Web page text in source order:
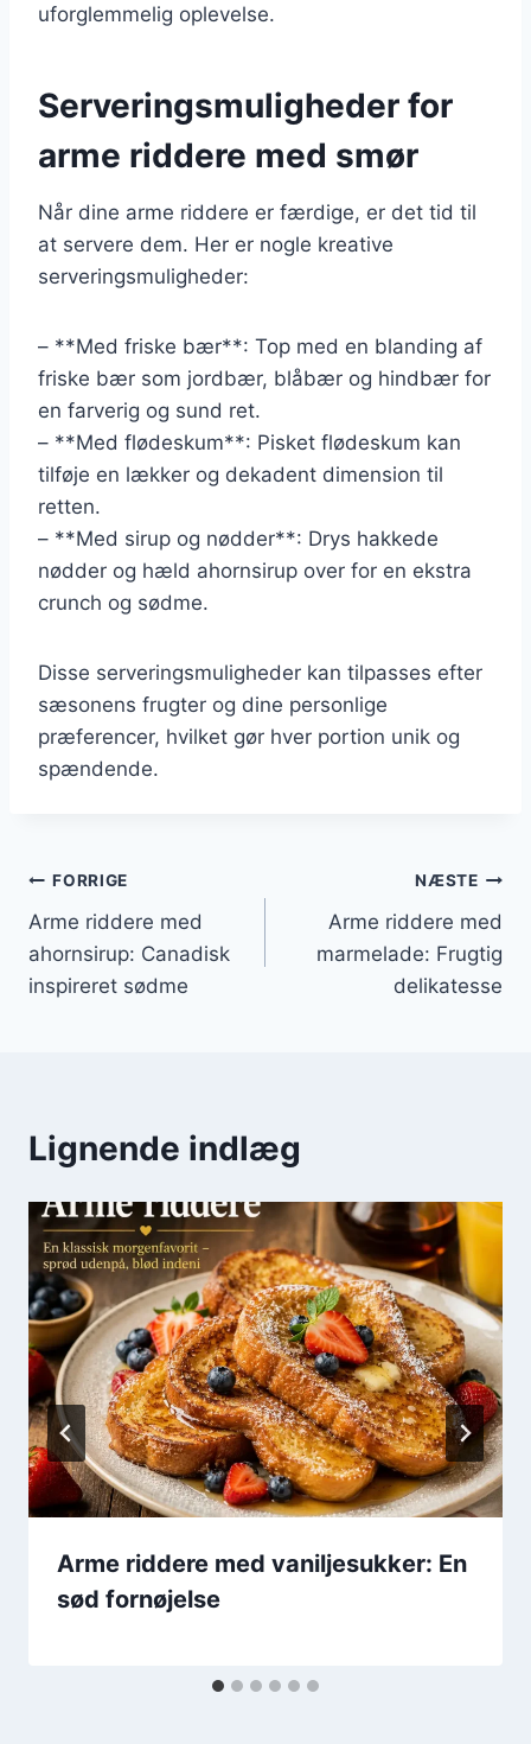
uforglemmelig oplevelse.
Serveringsmuligheder for
arme riddere med smør
Når dine arme riddere er færdige, er det tid til
at servere dem. Her er nogle kreative
serveringsmuligheder:
– **Med friske bær**: Top med en blanding af
friske bær som jordbær, blåbær og hindbær for
en farverig og sund ret.
– **Med flødeskum**: Pisket flødeskum kan
tilføje en lækker og dekadent dimension til
retten.
– **Med sirup og nødder**: Drys hakkede
nødder og hæld ahornsirup over for en ekstra
crunch og sødme.
Disse serveringsmuligheder kan tilpasses efter
sæsonens frugter og dine personlige
præferencer, hvilket gør hver portion unik og
spændende.
Indlægsnavigation
FORRIGE
Arme riddere med
ahornsirup: Canadisk
inspireret sødme
NÆSTE
Arme riddere med
marmelade: Frugtig
delikatesse
Lignende indlæg
Arme riddere med vaniljesukker: En
sød fornøjelse